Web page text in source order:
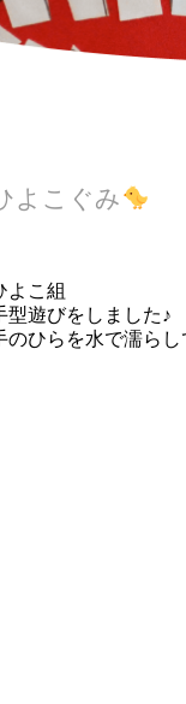
よこぐみ
よこ組
型遊びをしました♪
のひらを水で濡らし